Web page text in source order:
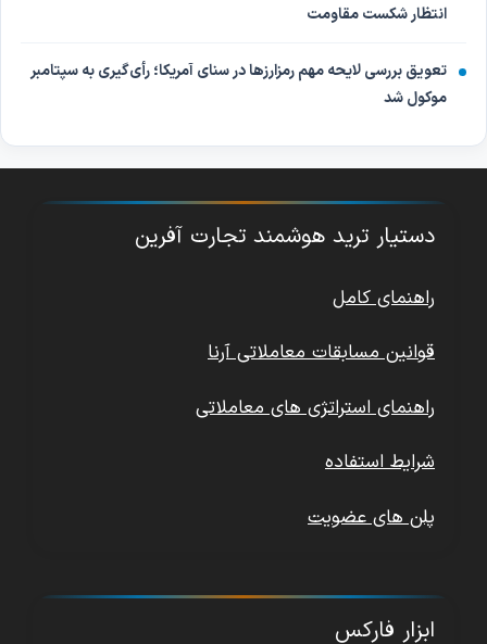
انتظار شکست مقاومت
تعویق بررسی لایحه مهم رمزارزها در سنای آمریکا؛ رأی‌گیری به سپتامبر
موکول شد
دستیار ترید هوشمند تجارت آفرین
راهنمای کامل
قوانین مسابقات معاملاتی آرنا
راهنمای استراتژی های معاملاتی
شرایط استفاده
پلن های عضویت
ابزار فارکس